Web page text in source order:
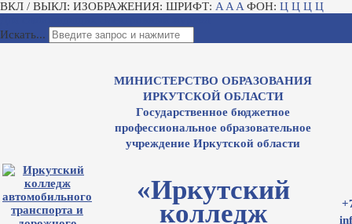
ВКЛ / ВЫКЛ: ИЗОБРАЖЕНИЯ: ШРИФТ: A A A ФОН: Ц Ц Ц Ц
Искать...
МИНИСТЕРСТВО ОБРАЗОВАНИЯ
ИРКУТСКОЙ ОБЛАСТИ
Государственное бюджетное
профессиональное образовательное
учреждение Иркутской области
«Иркутский
колледж